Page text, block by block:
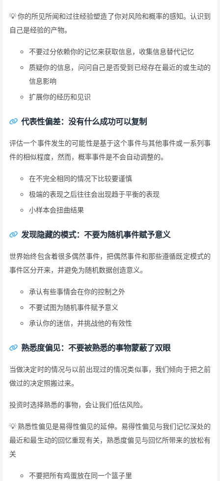
💡 你的所见所闻和过往经验塑造了你对风险和概率的感知。认识到
自己是经验的产物。
不要过分依赖你的记忆来获取信息，收集信息替代记忆
质疑你的信息，问问自己是否受到已经存在最近的或生动的
信息影响
扩展你的经历和见识
代表性偏差：没有什么成功可以复制
评估一个事件发生的可能性是基于这个事件与其他事件或一系列事
件的相似程度，然而，概率事件是不会自动调整的。
在不完全相同的情况下比较要谨慎
极端的表现之后往往会出现趋于平衡的表现
小样本会扭曲结果
发现隐藏的模式：不要为随机事件赋予意义
世界始终包含着很多偶然事件，把偶然事件和那些遵循既定模式的
事件区分开来，并避免为随机数据创造意义。
承认有些事情会在你的控制之外
不要试图为随机事件赋予意义
承认你的迷信，并挑战他的有效性
熟悉度偏见：不要被熟悉的事物蒙蔽了双眼
当做决定时的情况与以前出现过的情况类似事，我们倾向于把之前
做过的决定照搬过来。
投资时选择熟悉的事物，会让我们低估风险。
💡 熟悉性偏见是易得性偏见的延伸。易得性偏见与我们记忆深处的
最近和最生动的回忆重现有关，熟悉度偏见与回忆所带来的放松有
关
不要把所有鸡蛋放在同一个篮子里